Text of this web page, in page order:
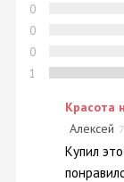
0
0
0
1
Красота
Алексей
Купил